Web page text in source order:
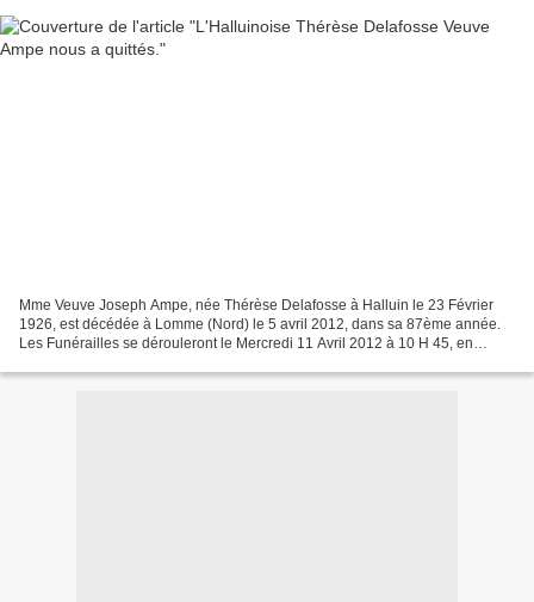
Mme Veuve Joseph Ampe, née Thérèse Delafosse à Halluin le 23 Février
1926, est décédée à Lomme (Nord) le 5 avril 2012, dans sa 87ème année.
Les Funérailles se dérouleront le Mercredi 11 Avril 2012 à 10 H 45, en